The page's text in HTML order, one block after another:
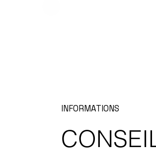
INFORMATIONS